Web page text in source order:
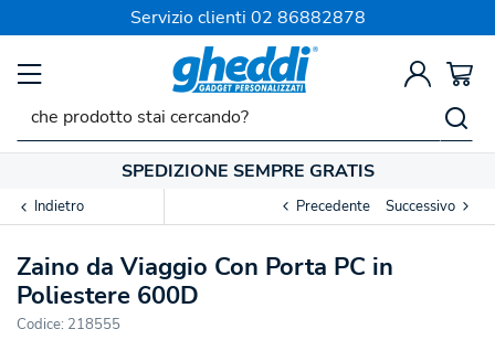
Servizio clienti 02 86882878
SPEDIZIONE SEMPRE GRATIS
Indietro Precedente Successivo
Zaino da Viaggio Con Porta PC in
Poliestere 600D
Codice: 218555